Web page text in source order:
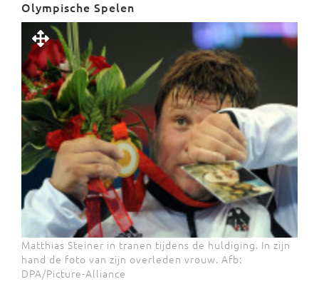
Olympische Spelen
Matthias Steiner in tranen tijdens de huldiging. In zijn
hand de foto van zijn overleden vrouw. Afb:
DPA/Picture-Alliance